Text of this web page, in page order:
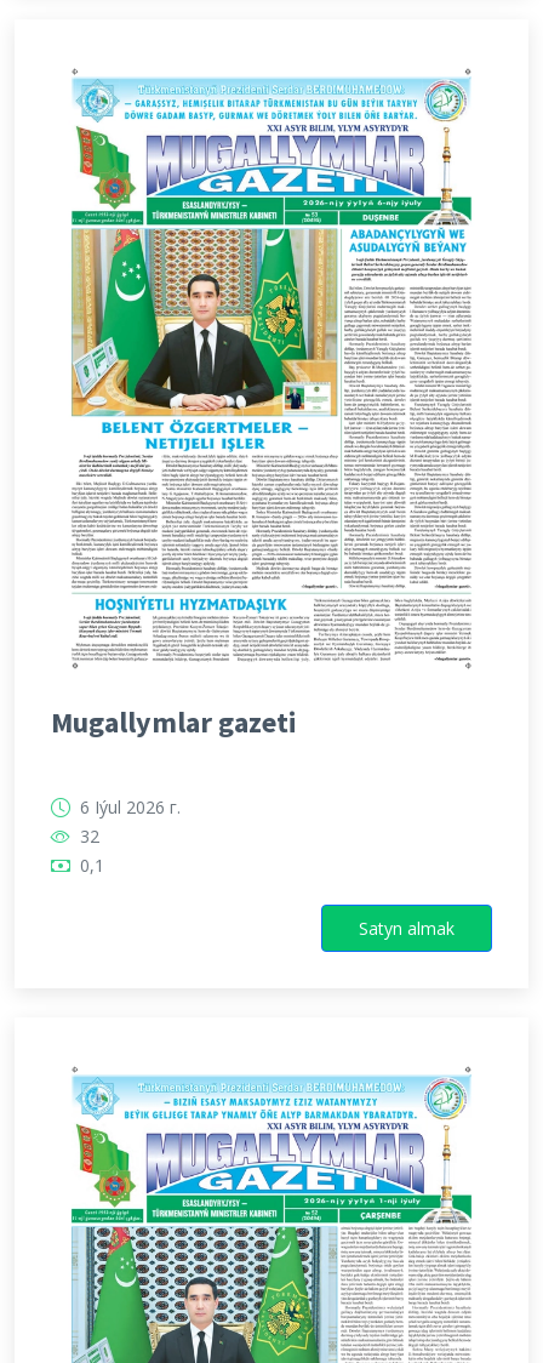
Mugallymlar gazeti
6 Iýul 2026 г.
32
0,1
Satyn almak